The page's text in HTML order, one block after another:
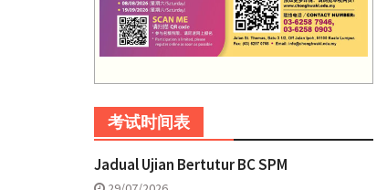
考试时间表
Jadual Ujian Bertutur BC SPM